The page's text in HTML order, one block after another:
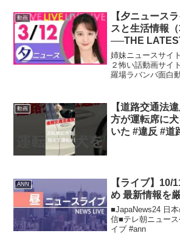
す。ビッグバンミ
ーーーーーーーー
謀...MM1弾排...
動画
【夕ニュース
スと生活情報（
──THE
SUMMARY（
LIVE）
姉妹ニュースサイ
２怖い話動画サイ
羅場ラバンバ面白
シップ「日テレ
ステータスアップ
や、ライブ配信の
動画
【道路交通法
方が運転席に
いた #違反 #道
ANN
【ライブ】10/
め 最新情報を
■JapaNews24 日
信■テレ朝ニュー
イブ #ann